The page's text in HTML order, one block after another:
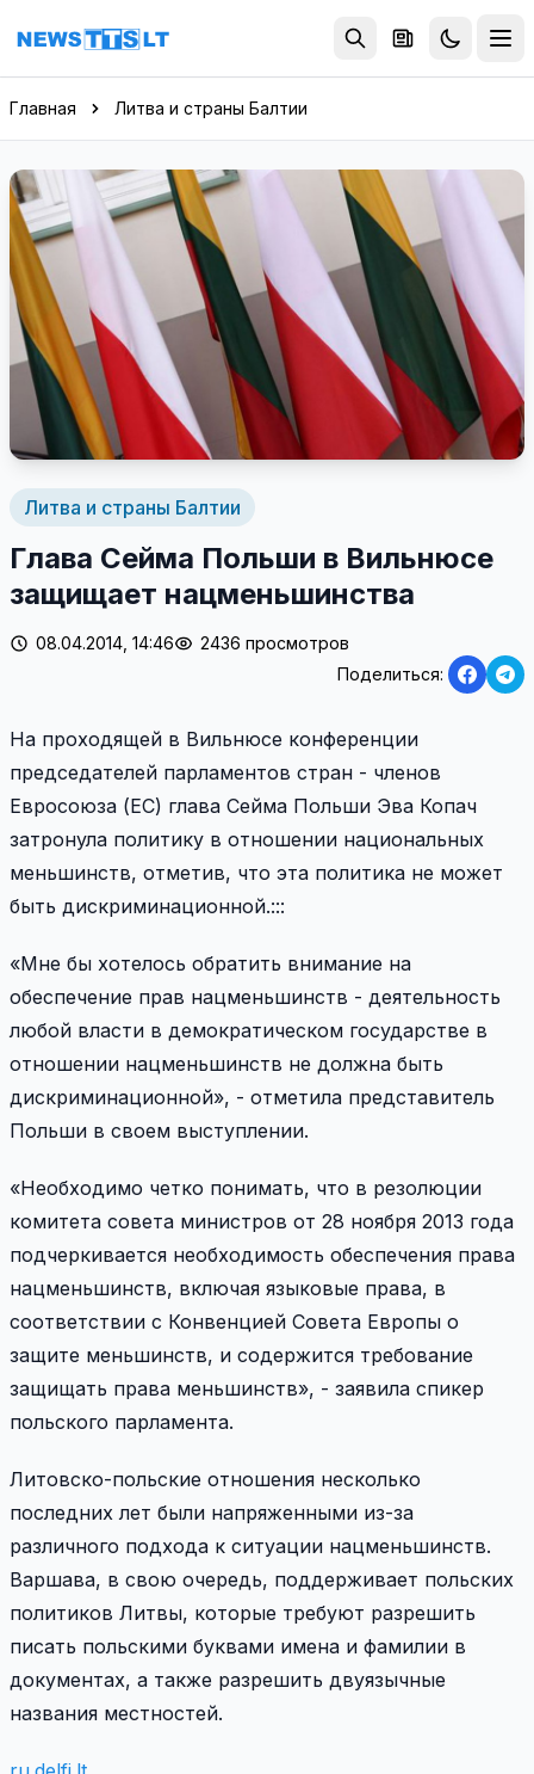
Перейти к содержимому
Главная Литва и страны Балтии
Литва и страны Балтии
Глава Cейма Польши в Вильнюсе
защищает нацменьшинства
08.04.2014, 14:46
2436 просмотров
Поделиться:
На проходящей в Вильнюсе конференции
председателей парламентов стран - членов
Евросоюза (ЕС) глава Cейма Польши Эва Копач
затронула политику в отношении национальных
меньшинств, отметив, что эта политика не может
быть дискриминационной.:::
«Мне бы хотелось обратить внимание на
обеспечение прав нацменьшинств - деятельность
любой власти в демократическом государстве в
отношении нацменьшинств не должна быть
дискриминационной», - отметила представитель
Польши в своем выступлении.
«Необходимо четко понимать, что в резолюции
комитета совета министров от 28 ноября 2013 года
подчеркивается необходимость обеспечения права
нацменьшинств, включая языковые права, в
соответствии с Конвенцией Совета Европы о
защите меньшинств, и содержится требование
защищать права меньшинств», - заявила спикер
польского парламента.
Литовско-польские отношения несколько
последних лет были напряженными из-за
различного подхода к ситуации нацменьшинств.
Варшава, в свою очередь, поддерживает польских
политиков Литвы, которые требуют разрешить
писать польскими буквами имена и фамилии в
документах, а также разрешить двуязычные
названия местностей.